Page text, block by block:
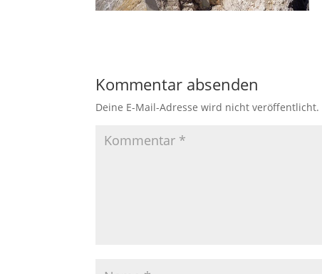
Kommentar absenden
Deine E-Mail-Adresse wird nicht veröffentlicht.